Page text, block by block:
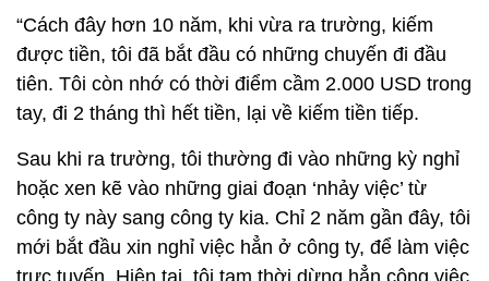
“Cách đây hơn 10 năm, khi vừa ra trường, kiếm
được tiền, tôi đã bắt đầu có những chuyến đi đầu
tiên. Tôi còn nhớ có thời điểm cầm 2.000 USD trong
tay, đi 2 tháng thì hết tiền, lại về kiếm tiền tiếp.
Sau khi ra trường, tôi thường đi vào những kỳ nghỉ
hoặc xen kẽ vào những giai đoạn ‘nhảy việc’ từ
công ty này sang công ty kia. Chỉ 2 năm gần đây, tôi
mới bắt đầu xin nghỉ việc hẳn ở công ty, để làm việc
trực tuyến. Hiện tại, tôi tạm thời dừng hẳn công việc